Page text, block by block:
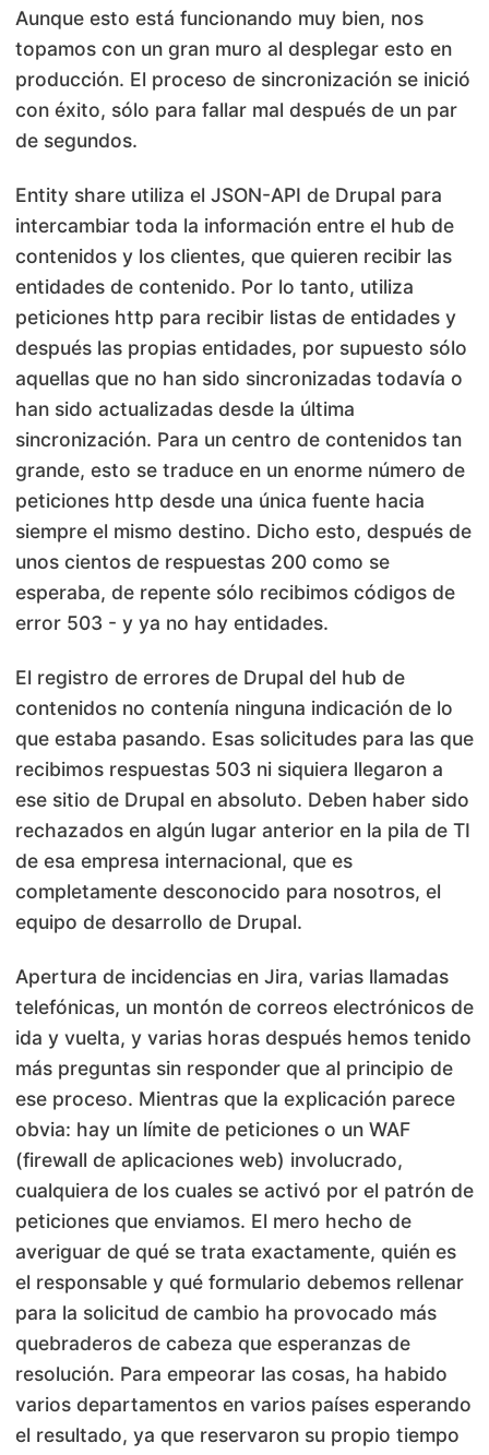
Aunque esto está funcionando muy bien, nos
topamos con un gran muro al desplegar esto en
producción. El proceso de sincronización se inició
con éxito, sólo para fallar mal después de un par
de segundos.
Entity share utiliza el JSON-API de Drupal para
intercambiar toda la información entre el hub de
contenidos y los clientes, que quieren recibir las
entidades de contenido. Por lo tanto, utiliza
peticiones http para recibir listas de entidades y
después las propias entidades, por supuesto sólo
aquellas que no han sido sincronizadas todavía o
han sido actualizadas desde la última
sincronización. Para un centro de contenidos tan
grande, esto se traduce en un enorme número de
peticiones http desde una única fuente hacia
siempre el mismo destino. Dicho esto, después de
unos cientos de respuestas 200 como se
esperaba, de repente sólo recibimos códigos de
error 503 - y ya no hay entidades.
El registro de errores de Drupal del hub de
contenidos no contenía ninguna indicación de lo
que estaba pasando. Esas solicitudes para las que
recibimos respuestas 503 ni siquiera llegaron a
ese sitio de Drupal en absoluto. Deben haber sido
rechazados en algún lugar anterior en la pila de TI
de esa empresa internacional, que es
completamente desconocido para nosotros, el
equipo de desarrollo de Drupal.
Apertura de incidencias en Jira, varias llamadas
telefónicas, un montón de correos electrónicos de
ida y vuelta, y varias horas después hemos tenido
más preguntas sin responder que al principio de
ese proceso. Mientras que la explicación parece
obvia: hay un límite de peticiones o un WAF
(firewall de aplicaciones web) involucrado,
cualquiera de los cuales se activó por el patrón de
peticiones que enviamos. El mero hecho de
averiguar de qué se trata exactamente, quién es
el responsable y qué formulario debemos rellenar
para la solicitud de cambio ha provocado más
quebraderos de cabeza que esperanzas de
resolución. Para empeorar las cosas, ha habido
varios departamentos en varios países esperando
el resultado, ya que reservaron su propio tiempo